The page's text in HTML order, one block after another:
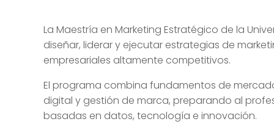
La Maestría en Marketing Estratégico de la
diseñar, liderar y ejecutar estrategias de
empresariales altamente competitivos.
El programa combina fundamentos de
digital y gestión de marca, preparando al
basadas en datos, tecnología e innovación.